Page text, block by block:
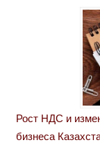
Рост НДС и
бизнеса